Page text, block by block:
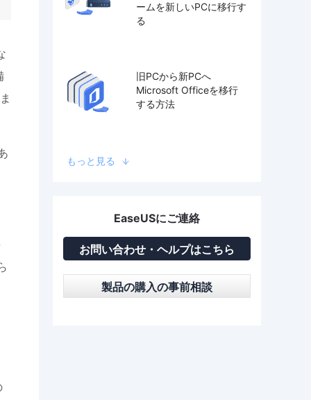
ームを新しいPCに移行す
る
旧PCから新PCへ
Microsoft Officeを移行
する方法
もっと見る
EaseUSにご連絡
お問い合わせ・ヘルプはこちら
製品の購入の事前相談